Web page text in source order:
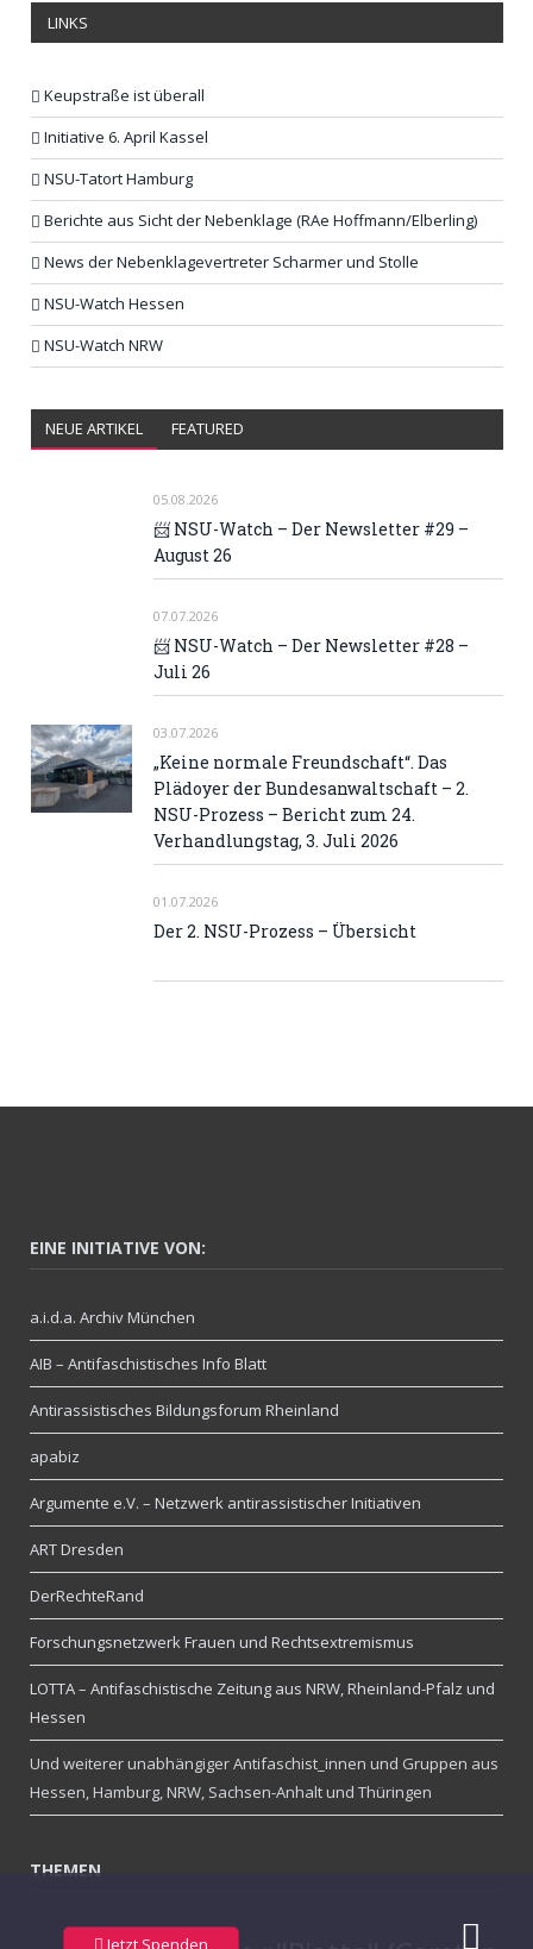
LINKS
Keupstraße ist überall
Initiative 6. April Kassel
NSU-Tatort Hamburg
Berichte aus Sicht der Nebenklage (RAe Hoffmann/Elberling)
News der Nebenklagevertreter Scharmer und Stolle
NSU-Watch Hessen
NSU-Watch NRW
NEUE ARTIKEL FEATURED
05.08.2026
📨 NSU-Watch – Der Newsletter #29 –
August 26
07.07.2026
📨 NSU-Watch – Der Newsletter #28 –
Juli 26
03.07.2026
„Keine normale Freundschaft“. Das
Plädoyer der Bundesanwaltschaft – 2.
NSU-Prozess – Bericht zum 24.
Verhandlungstag, 3. Juli 2026
01.07.2026
Der 2. NSU-Prozess – Übersicht
EINE INITIATIVE VON:
a.i.d.a. Archiv München
AIB – Antifaschistisches Info Blatt
Antirassistisches Bildungsforum Rheinland
apabiz
Argumente e.V. – Netzwerk antirassistischer Initiativen
ART Dresden
DerRechteRand
Forschungsnetzwerk Frauen und Rechtsextremismus
LOTTA – Antifaschistische Zeitung aus NRW, Rheinland-Pfalz und
Hessen
Und weiterer unabhängiger Antifaschist_innen und Gruppen aus
Hessen, Hamburg, NRW, Sachsen-Anhalt und Thüringen
THEMEN
Jetzt Spenden